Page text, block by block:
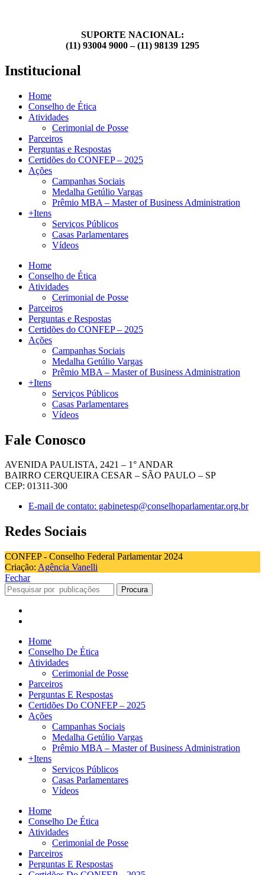
SUPORTE NACIONAL:
(11) 93004 9000 – (11) 98139 1295
Institucional
Home
Conselho de Ética
Atividades
Cerimonial de Posse
Parceiros
Perguntas e Respostas
Certidões do CONFEP – 2025
Ações
Campanhas Sociais
Medalha Getúlio Vargas
Prêmio MBA – Master of Business Administration
+Itens
Serviços Públicos
Casas Parlamentares
Vídeos
Home
Conselho de Ética
Atividades
Cerimonial de Posse
Parceiros
Perguntas e Respostas
Certidões do CONFEP – 2025
Ações
Campanhas Sociais
Medalha Getúlio Vargas
Prêmio MBA – Master of Business Administration
+Itens
Serviços Públicos
Casas Parlamentares
Vídeos
Fale Conosco
AVENIDA PAULISTA, 2421 – 1° ANDAR
BAIRRO CERQUEIRA CESAR – SÃO PAULO – SP
CEP: 01311-300
E-mail de contato: gabinetesp@conselhoparlamentar.org.br
Redes Sociais
CONFEP - Conselho Federal Parlamentar 2024
Criação: Agência Vanelli
Fechar
Procura
Home
Conselho De Ética
Atividades
Cerimonial de Posse
Parceiros
Perguntas E Respostas
Certidões Do CONFEP – 2025
Ações
Campanhas Sociais
Medalha Getúlio Vargas
Prêmio MBA – Master of Business Administration
+Itens
Serviços Públicos
Casas Parlamentares
Vídeos
Home
Conselho De Ética
Atividades
Cerimonial de Posse
Parceiros
Perguntas E Respostas